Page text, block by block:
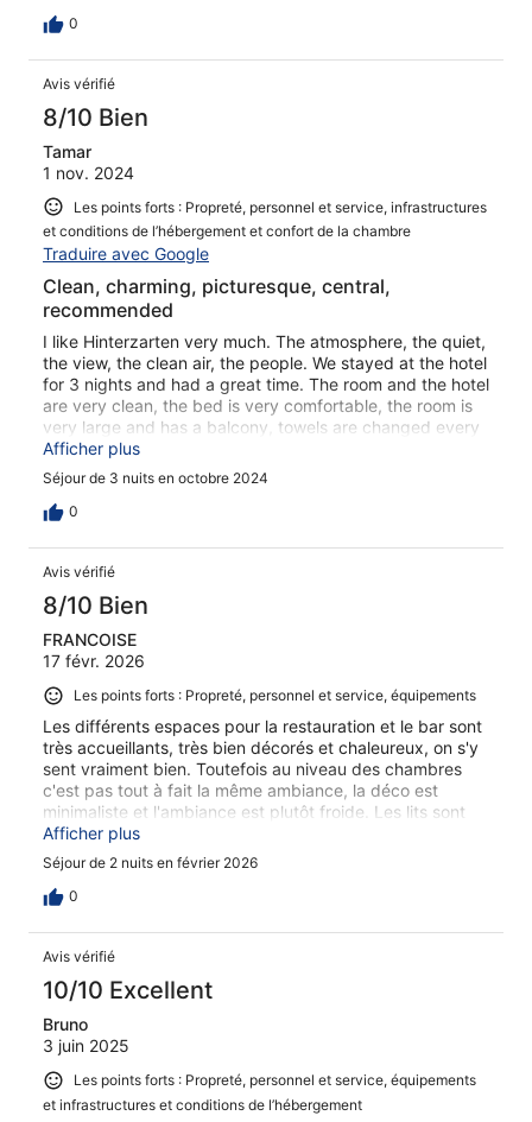
0
Avis vérifié
8/10 Bien
Tamar
1 nov. 2024
Les points forts : Propreté, personnel et service, infrastructures
et conditions de l’hébergement et confort de la chambre
Traduire avec Google
Clean, charming, picturesque, central,
recommended
I like Hinterzarten very much. The atmosphere, the quiet,
the view, the clean air, the people. We stayed at the hotel
for 3 nights and had a great time. The room and the hotel
are very clean, the bed is very comfortable, the room is
very large and has a balcony, towels are changed every
day, and the staff was lovely and great. On the last day
we had to leave for the airport at 6.30 in the morning and
the kitchen staff prepared us a very tasty lunch bag
containing: slices with yellow cheese, lots of fruit, hard-
vegan), bread and vegan spreads. Just adorable! The
only criticism I have is that the hotel is a bit outdated,
including the bathroom. But on the other hand - this is
also his charm! So it didn't bother us and we loved it very
much. Again, the staff are lovely and helped us with
everything. Highly recommend.
Afficher plus
Séjour de 3 nuits en octobre 2024
0
Avis vérifié
8/10 Bien
FRANCOISE
17 févr. 2026
Les points forts : Propreté, personnel et service, équipements
Les différents espaces pour la restauration et le bar sont
très accueillants, très bien décorés et chaleureux, on s'y
sent vraiment bien. Toutefois au niveau des chambres
c'est pas tout à fait la même ambiance, la déco est
minimaliste et l'ambiance est plutôt froide. Les lits sont
toutefois confortables, et malgré que nous ayons eu une
chambre qui donne directement sur la gare, elle était très
calme.
Afficher plus
Séjour de 2 nuits en février 2026
0
Avis vérifié
10/10 Excellent
Bruno
3 juin 2025
Les points forts : Propreté, personnel et service, équipements
et infrastructures et conditions de l’hébergement